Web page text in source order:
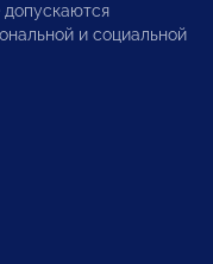
и социальной